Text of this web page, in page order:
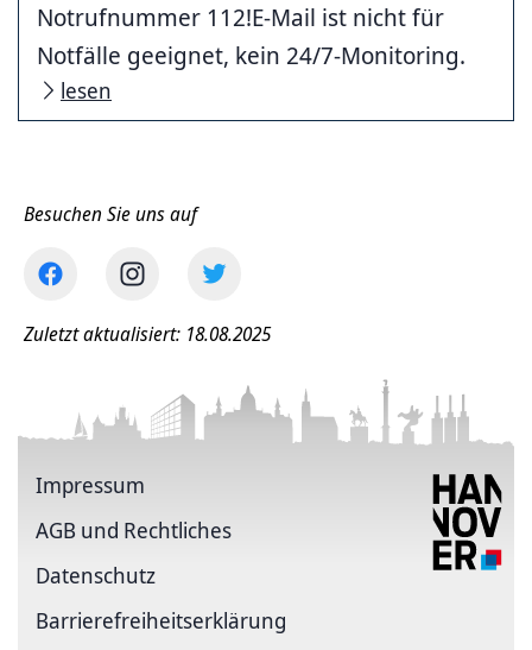
Notrufnummer 112!E-Mail ist nicht für
Notfälle geeignet, kein 24/7-Monitoring.
lesen
Besuchen Sie uns auf
Zuletzt aktualisiert: 18.08.2025
Impressum
AGB und Rechtliches
Datenschutz
Barriere­freiheits­erklärung